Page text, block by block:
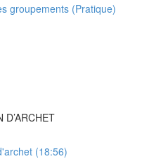
groupements (Pratique)
(18:56)